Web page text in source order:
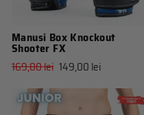
Manusi Box Knockout
Shooter FX
Pret
169,00 lei Pret
vanzare
149,00 lei